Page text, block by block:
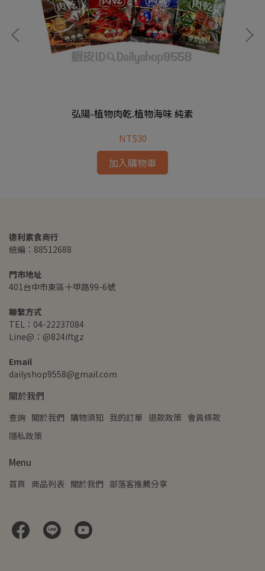
弘陽-植物肉乾.植物海味 純素
NT$30
加入購物車
德利素食商行
統編：88512688
門市地址
401台中市東區十甲路99-6號
聯繫方式
TEL：04-22237084
Line@：@824iftgz
Email
dailyshop9558@gmail.com
關於我們
查詢 關於我們 購物須知 我的訂單 退款政策 會員條款
隱私政策
Menu
首頁 商品列表 關於我們 部落客推薦分享